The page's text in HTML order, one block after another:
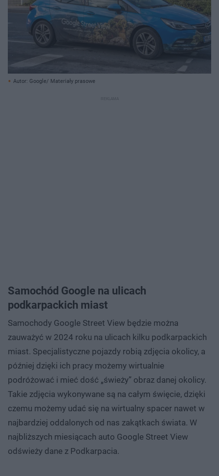
Autor: Google/ Materiały prasowe
Samochód Google na ulicach
podkarpackich miast
Samochody Google Street View będzie można
zauważyć w 2024 roku na ulicach kilku podkarpackich
miast. Specjalistyczne pojazdy robią zdjęcia okolicy, a
później dzięki ich pracy możemy wirtualnie
podróżować i mieć dość „świeży” obraz danej okolicy.
Takie zdjęcia wykonywane są na całym święcie, dzięki
czemu możemy udać się na wirtualny spacer nawet w
najbardziej oddalonych od nas zakątkach świata. W
najbliższych miesiącach auto Google Street View
odświeży dane z Podkarpacia.